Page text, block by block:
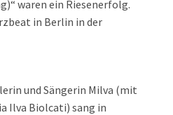
waren ein Riesenerfolg.
in Berlin in der
und Sängerin Milva (mit
Ilva Biolcati) sang in